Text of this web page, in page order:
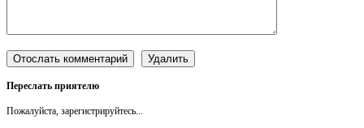
Переслать приятелю
Пожалуйста, зарегистрируйтесь...